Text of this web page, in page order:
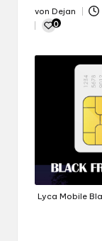
Gepostet
von
von Dejan
0
Lyca Mobile